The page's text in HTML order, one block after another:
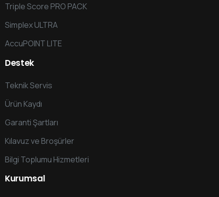
Triple Score PRO PACK
Simplex ULTRA
AccuPOINT LITE
Destek
Teknik Servis
Ürün Kaydı
Garanti Şartları
Kılavuz ve Broşürler
Bilgi Toplumu Hizmetleri
Kurumsal